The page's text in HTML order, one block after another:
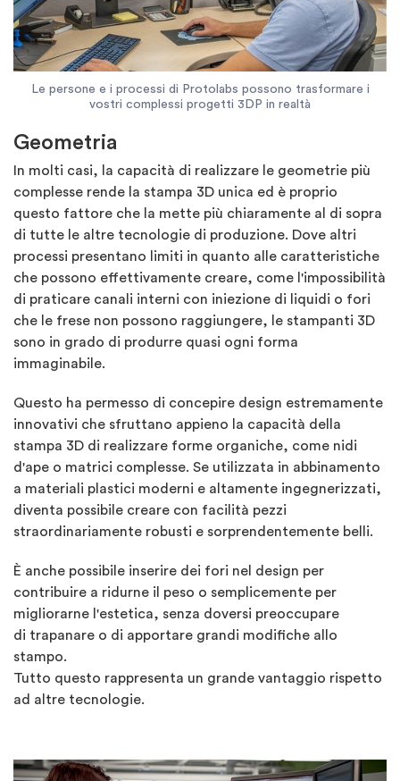
Le persone e i processi di Protolabs possono trasformare i
vostri complessi progetti 3DP in realtà
Geometria
In molti casi, la capacità di realizzare le geometrie più
complesse rende la stampa 3D unica ed è proprio
questo fattore che la mette più chiaramente al di sopra
di tutte le altre tecnologie di produzione. Dove altri
processi presentano limiti in quanto alle caratteristiche
che possono effettivamente creare, come l'impossibilità
di praticare canali interni con iniezione di liquidi o fori
che le frese non possono raggiungere, le stampanti 3D
sono in grado di produrre quasi ogni forma
immaginabile.
Questo ha permesso di concepire design estremamente
innovativi che sfruttano appieno la capacità della
stampa 3D di realizzare forme organiche, come nidi
d'ape o matrici complesse. Se utilizzata in abbinamento
a materiali plastici moderni e altamente ingegnerizzati,
diventa possibile creare con facilità pezzi
straordinariamente robusti e sorprendentemente belli.
È anche possibile inserire dei fori nel design per
contribuire a ridurne il peso o semplicemente per
migliorarne l'estetica, senza doversi preoccupare
di trapanare o di apportare grandi modifiche allo
stampo.
Tutto questo rappresenta un grande vantaggio rispetto
ad altre tecnologie.